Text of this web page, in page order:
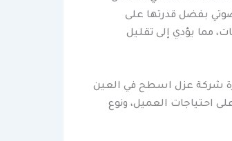
بفضل قدرتها على
مما يؤدي إلى تقليل
شركة عزل اسطح في العين
احتياجات العميل، ونوع